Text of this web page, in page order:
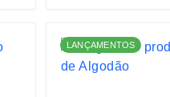
LANÇAMENTOS